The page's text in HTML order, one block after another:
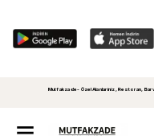
Mutfakzade - Özel Alanlariniz, Restoran,